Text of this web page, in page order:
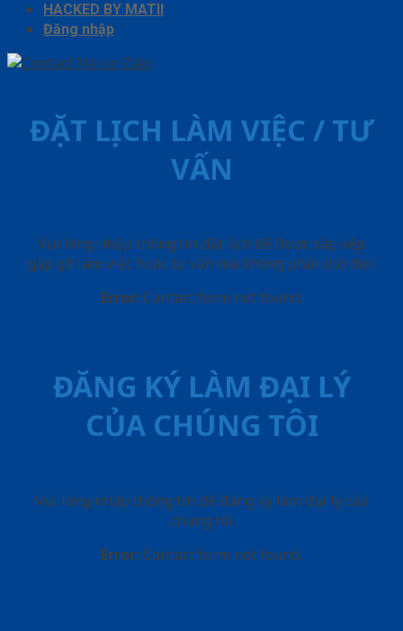
HACKED BY MATII
Đăng nhập
ĐẶT LỊCH LÀM VIỆC / TƯ
VẤN
Vui lòng nhập thông tin đặt lịch để được sắp xếp
gặp gỡ làm việc hoăc tư vấn mà không phải chờ đợi.
Error: Contact form not found.
ĐĂNG KÝ LÀM ĐẠI LÝ
CỦA CHÚNG TÔI
Vui lòng nhập thông tin để đăng ký làm đại lý của
chúng tôi
Error: Contact form not found.